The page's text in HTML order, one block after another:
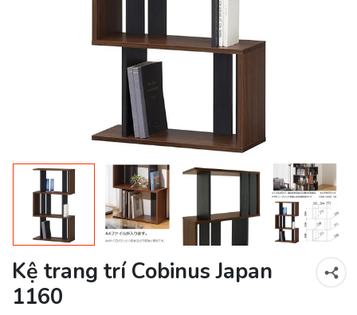
Kệ trang trí Cobinus Japan
1160